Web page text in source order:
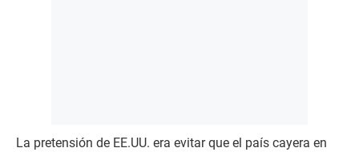
La pretensión de EE.UU. era evitar que el país cayera en